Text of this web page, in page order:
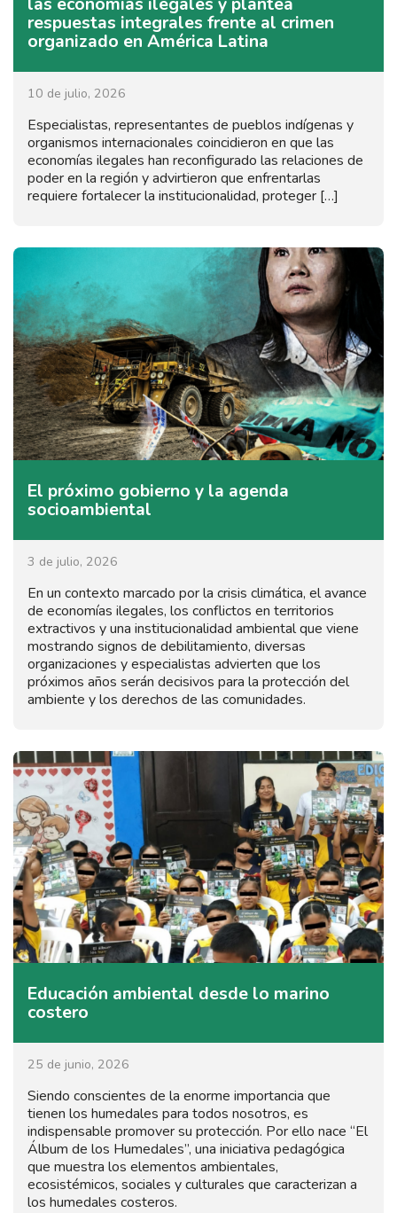
respuestas integrales frente al crimen
organizado en América Latina
10 de julio, 2026
Especialistas, representantes de pueblos indígenas y
organismos internacionales coincidieron en que las
economías ilegales han reconfigurado las relaciones de
poder en la región y advirtieron que enfrentarlas
requiere fortalecer la institucionalidad, proteger […]
El próximo gobierno y la agenda
socioambiental
3 de julio, 2026
En un contexto marcado por la crisis climática, el avance
de economías ilegales, los conflictos en territorios
extractivos y una institucionalidad ambiental que viene
mostrando signos de debilitamiento, diversas
organizaciones y especialistas advierten que los
próximos años serán decisivos para la protección del
ambiente y los derechos de las comunidades.
Educación ambiental desde lo marino
costero
25 de junio, 2026
Siendo conscientes de la enorme importancia que
tienen los humedales para todos nosotros, es
indispensable promover su protección. Por ello nace “El
Álbum de los Humedales”, una iniciativa pedagógica
que muestra los elementos ambientales,
ecosistémicos, sociales y culturales que caracterizan a
los humedales costeros.